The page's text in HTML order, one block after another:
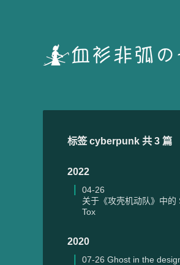
标签 cyberpunk 共 3 篇
2022
04-26
关于《攻壳机动队》中
Tox
2020
07-26 Ghost in the